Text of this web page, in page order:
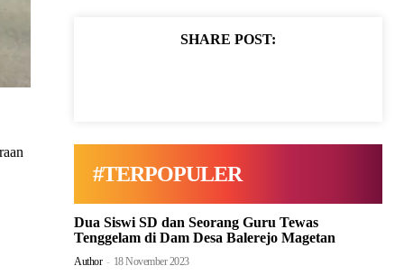
SHARE POST:
#TERPOPULER
Dua Siswi SD dan Seorang Guru Tewas
Tenggelam di Dam Desa Balerejo Magetan
Author - 18 November 2023